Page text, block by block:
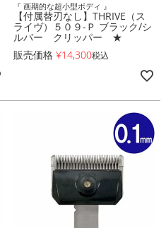
『 画期的な超小型ボディ 』
【付属替刃なし】THRIVE（ス
ライヴ）５０９-Ｐ ブラック/シ
ルバー クリッパー ★
販売価格 ¥14,300税込